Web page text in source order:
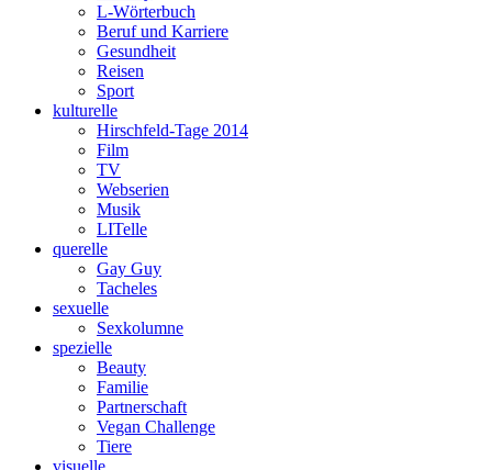
L-Wörterbuch
Beruf und Karriere
Gesundheit
Reisen
Sport
kulturelle
Hirschfeld-Tage 2014
Film
TV
Webserien
Musik
LITelle
querelle
Gay Guy
Tacheles
sexuelle
Sexkolumne
spezielle
Beauty
Familie
Partnerschaft
Vegan Challenge
Tiere